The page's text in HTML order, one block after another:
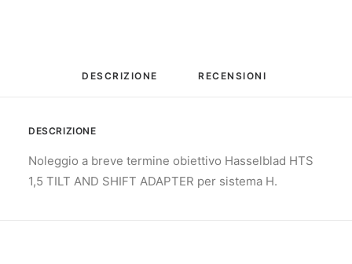
DESCRIZIONE RECENSIONI
DESCRIZIONE
Noleggio a breve termine obiettivo Hasselblad HTS
1,5 TILT AND SHIFT ADAPTER per sistema H.